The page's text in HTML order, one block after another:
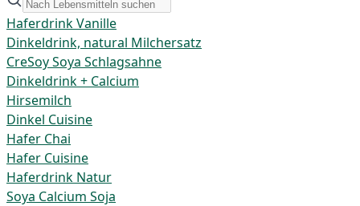
Haferdrink Vanille
Dinkeldrink, natural Milchersatz
CreSoy Soya Schlagsahne
Dinkeldrink + Calcium
Hirsemilch
Dinkel Cuisine
Hafer Chai
Hafer Cuisine
Haferdrink Natur
Soya Calcium Soja